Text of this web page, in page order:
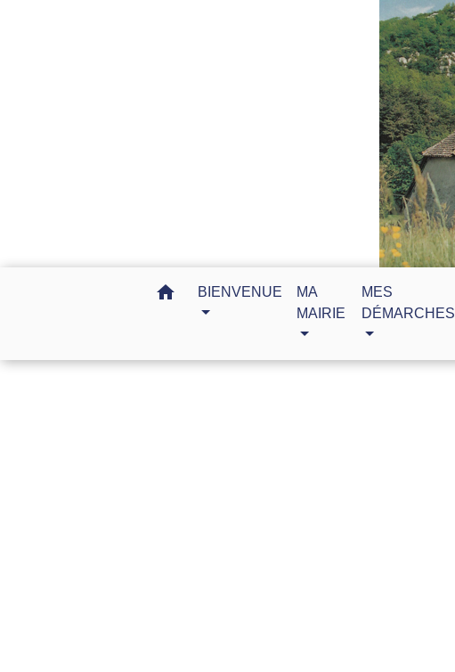
home BIENVENUE
MA
MAIRIE
MES
DÉMARCHES